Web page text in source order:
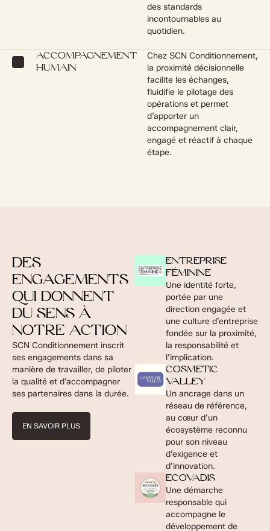
des standards
incontournables au
quotidien.
ACCOMPAGNEMENT
HUMAIN
Chez SCN Conditionnement,
la proximité décisionnelle
facilite les échanges,
fluidifie le pilotage des
opérations et permet
d’apporter un
accompagnement clair,
engagé et réactif à chaque
étape.
DES
ENGAGEMENTS
QUI DONNENT
DU SENS À
NOTRE ACTION
SCN Conditionnement inscrit
ses engagements dans sa
manière de travailler, de piloter
la qualité et d’accompagner
ses partenaires dans la durée.
EN SAVOIR PLUS
ENTREPRISE
FÉMININE
Une identité forte,
portée par une
direction engagée et
une culture d’entreprise
fondée sur la proximité,
la responsabilité et
l’implication.
COSMETIC
VALLEY
Un ancrage dans un
réseau de référence,
au cœur d’un
écosystème reconnu
pour son niveau
d’exigence et
d’innovation.
ECOVADIS
Une démarche
responsable qui
accompagne le
développement de